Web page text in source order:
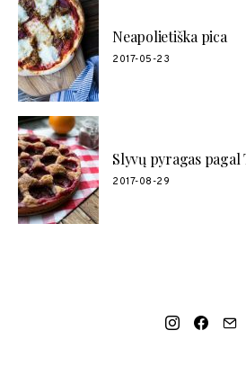
Neapolietiška pica
2017-05-23
Slyvų pyragas pagal
2017-08-29